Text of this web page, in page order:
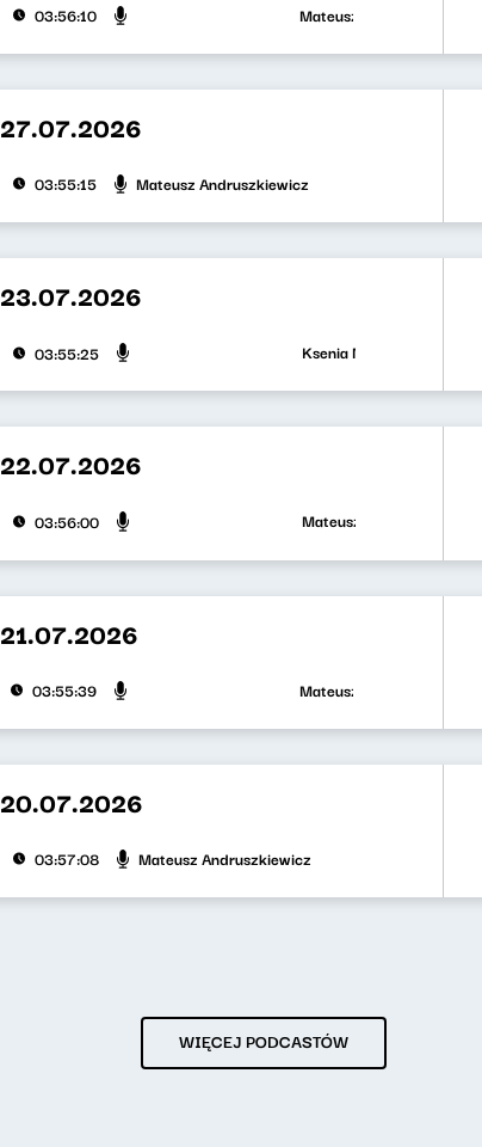
03:56:10 Mateusz Andruszkiewicz,
03:55:15 Mateusz Andruszkiewicz
03:55:25 Ksenia Maćczak, Mirosław
03:56:00 Mateusz Andruszkiewicz,
03:55:39 Mateusz Andruszkiewicz,
03:57:08 Mateusz Andruszkiewicz
WIĘCEJ PODCASTÓW